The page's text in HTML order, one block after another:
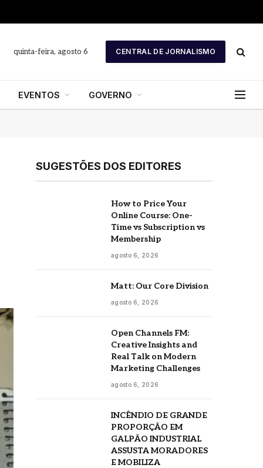
quinta-feira, agosto 6 CENTRAL DE JORNALISMO
EVENTOS GOVERNO
SUGESTÕES DOS EDITORES
How to Price Your
Online Course: One-
Time vs Subscription vs
Membership
agosto 6, 2026
Matt: Our Core Division
agosto 6, 2026
Open Channels FM:
Creative Insights and
Real Talk on Modern
Marketing Challenges
agosto 6, 2026
INCÊNDIO DE GRANDE
PROPORÇÃO EM
GALPÃO INDUSTRIAL
ASSUSTA MORADORES
E MOBILIZA